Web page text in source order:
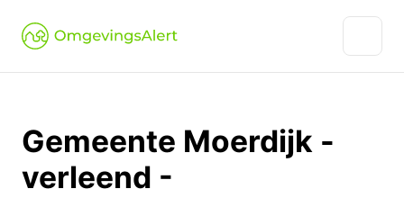
Gemeente Moerdijk -
verleend -